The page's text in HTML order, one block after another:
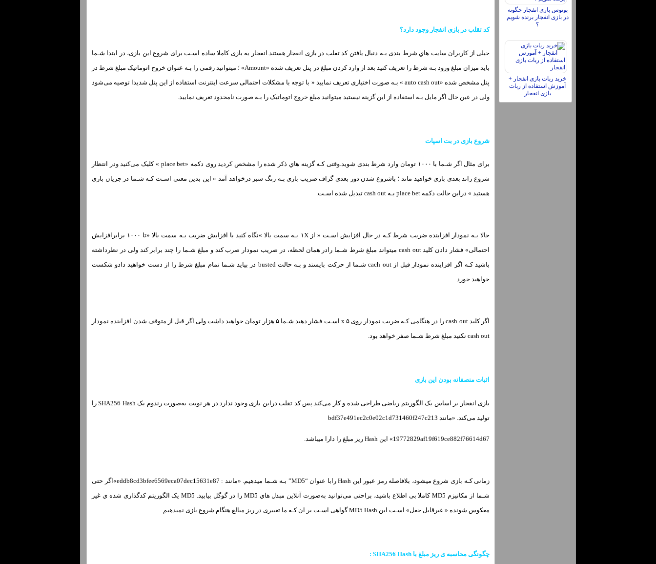
بونوس بازی انفجار چگونه
در بازی انفجار برنده شویم
؟
خرید ربات بازی انفجار +
آموزش استفاده از ربات
بازی انفجار
کد تقلب در بازی انفجار وجود دارد؟
خیلی از کاربران سایت هاي‌ شرط بندی بـه دنبال یافتن کد تقلب در بازی انفجار هستند.انفجار یه بازی کاملا ساده اسـت برای شروع این بازی، در ابتدا شـما
باید میزان مبلغ ورود بـه شرط را تعریف کنید بعد از وارد کردن مبلغ در پنل تعریف شده «Amount» ؛ میتوانید رقمی را بـه عنوان خروج اتوماتیک مبلغ شرط در
پنل مشخص شده «auto cash out » بـه صورت اختیاری تعریف نمایید « با توجه با مشکلات احتمالی سرعت اینترنت استفاده از این پنل شدیدا توصیه می‌شود
ولی در عین حال اگر مایل بـه استفاده از این گزینه نیستید میتوانید مبلغ خروج اتوماتیک را بـه صورت نامحدود تعریف نمایید.
شروع بازی در بت اسپات
برای مثال اگر شـما با ۱۰۰۰ تومان وارد شرط بندی شوید.وقتی کـه گزینه هاي‌ ذکر شده را مشخص کردید روی دکمه «place bet » کلیک می‌کنید ودر انتظار
شروع راند بعدی بازی خواهید ماند ؛ باشروع شدن دور بعدی گراف ضریب بازی بـه رنگ سبز درخواهد آمد « این بدین معنی اسـت کـه شـما در جریان بازی
هستید » دراین حالت دکمه place bet بـه cash out تبدیل شده اسـت.
حالا بـه نمودار افزاینده ضریب شرط کـه در حال افزایش اسـت « از ۱X بـه سمت بالا »نگاه کنید با افزایش ضریب بـه سمت بالا «تا ۱۰۰۰ برابرافزایش
احتمالی» فشار دادن کلید cash out میتواند مبلغ شرط شـما رادر همان لحظه، در ضریب نمودار ضرب کند و مبلغ شـما را چند برابر کند ولی در نظرداشته
باشید کـه اگر افزاینده نمودار قبل از cach out شـما از حرکت بایستد و بـه حالت busted در بیاید شـما تمام مبلغ شرط را از دست خواهید دادو شکست
خواهید خورد.
اگر کلید cash out را در هنگامی کـه ضریب نمودار روی ۵ x اسـت فشار دهید.شـما ۵ هزار تومان خواهید داشت.ولی اگر قبل از متوقف شدن افزاینده نمودار
cash out نکنید مبلغ شرط شـما صفر خواهد بود.
اثبات منصفانه بودن این بازی
بازی انفجار بر اساس یک الگوریتم ریاضی طراحی شده و کار می‌کند.پس کد تقلب دراین بازی وجود ندارد.در هر نوبت به‌صورت رندوم یک SHA256 Hash را
تولید می‌کند. «مانند bdf37e491ec2c0e02c1d731460f247c213
19772829af19f619ce882f76614d67» این Hash ریز مبلغ را دارا میباشد.
زمانی کـه بازی شروع میشود، بلافاصله رمز عبور این Hash رابا عنوان “MD5” بـه شـما میدهیم. «مانند : eddb8cd3bfee6569eca07dec15631e87»اگر حتی
شـما از مکانیزم MD5 کاملا بی اطلاع باشید، براحتی می‌توانید به‌صورت آنلاین مبدل هاي‌ MD5 را در گوگل بیابید. MD5 یک الگوریتم کدگذاری شده ي غیر
معکوس شونده « غیرقابل جعل» اسـت.این MD5 Hash گواهی اسـت بر ان کـه ما تغییری در ریز مبالغ هنگام شروع بازی نمیدهیم.
چگونگی محاسبه ی ریز مبلغ با SHA256 Hash :